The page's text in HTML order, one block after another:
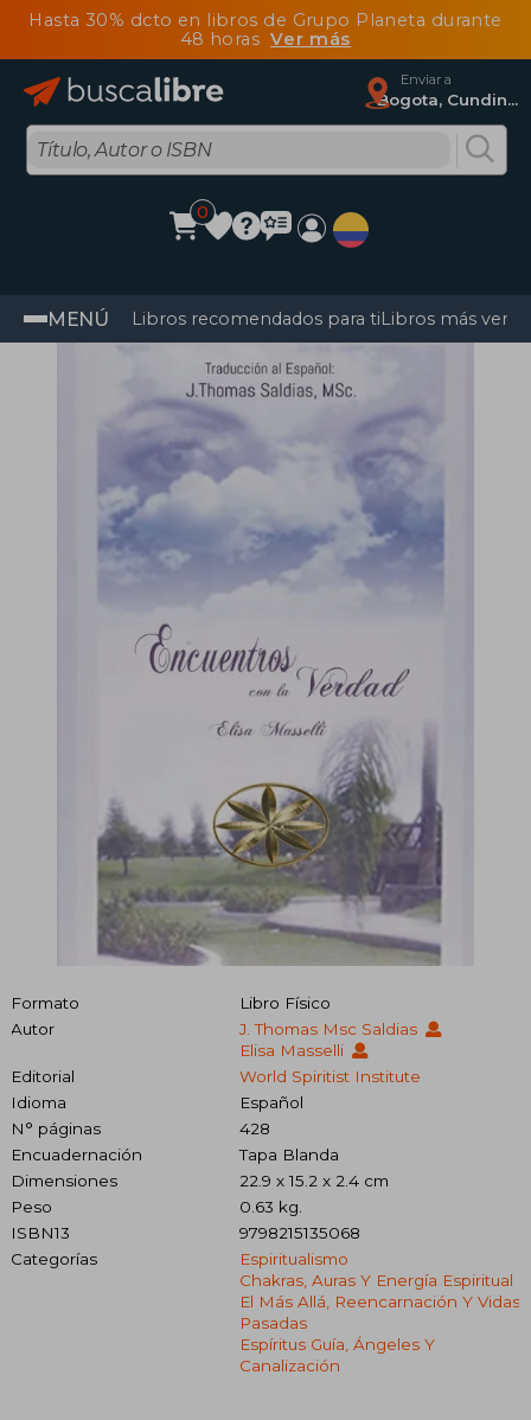
Hasta 30% dcto en libros de Grupo Planeta durante
48 horasVer más
Enviar a
Bogota, Cundinamarca
0
MENÚ Libros recomendados para tiLibros más
Formato
Libro Físico
Autor
J. Thomas Msc Saldias
Elisa Masselli
Editorial
World Spiritist Institute
Idioma
Español
N° páginas
428
Encuadernación
Tapa Blanda
Dimensiones
22.9 x 15.2 x 2.4 cm
Peso
0.63 kg.
ISBN13
9798215135068
Categorías
Espiritualismo
Chakras, Auras Y Energía Espiritual
El Más Allá, Reencarnación Y Vidas
Pasadas
Espíritus Guía, Ángeles Y
Canalización